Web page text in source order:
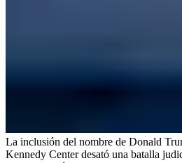
La inclusión del nombre de Donald
Kennedy Center desató una batalla